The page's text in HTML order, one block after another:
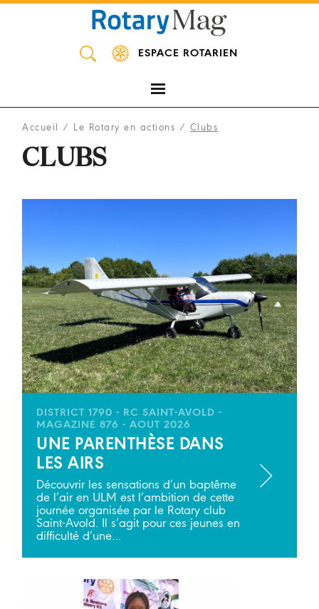
ESPACE ROTARIEN
Accueil / Le Rotary en actions / Clubs
CLUBS
DISTRICT 1790 - RC SAINT-AVOLD -
MAGAZINE 876 - AOUT 2026
UNE PARENTHÈSE DANS
LES AIRS
Découvrir les sensations d’un baptême
de l’air en ULM est l’ambition de cette
journée organisée par le Rotary club
Saint-Avold. Il s’agit pour ces jeunes en
difficulté d’une…
Panneau de gestion des cookies